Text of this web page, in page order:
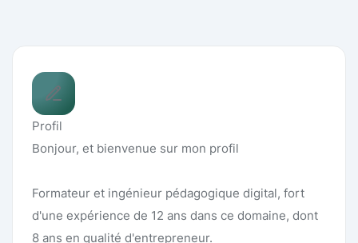
Profil
Bonjour, et bienvenue sur mon profil
Formateur et ingénieur pédagogique digital, fort
d'une expérience de 12 ans dans ce domaine, dont
8 ans en qualité d'entrepreneur.